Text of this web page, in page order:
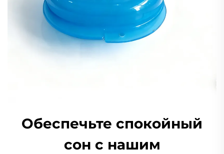
Обеспечьте спокойный
сон с нашим